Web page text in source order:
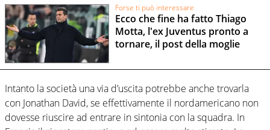
Forse ti può interessare
Ecco che fine ha fatto Thiago
Motta, l'ex Juventus pronto a
tornare, il post della moglie
Intanto la società una via d’uscita potrebbe anche trovarla
con Jonathan David, se effettivamente il nordamericano non
dovesse riuscire ad entrare in sintonia con la squadra. In